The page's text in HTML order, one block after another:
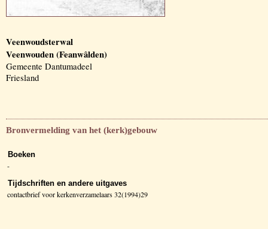
Veenwoudsterwal
Veenwouden (Feanwâlden)
Gemeente Dantumadeel
Friesland
Bronvermelding van het (kerk)gebouw
Boeken
-
Tijdschriften en andere uitgaves
contactbrief voor kerkenverzamelaars 32(1994)29